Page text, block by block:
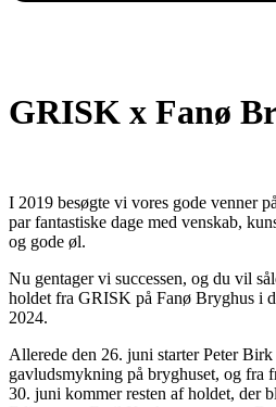
GRISK x Fanø
I 2019 besøgte vi vores gode venner
par fantastiske dage med venskab,
og gode øl.
Nu gentager vi successen, og du vil
holdet fra GRISK på Fanø Bryghus i
2024.
Allerede den 26. juni starter Peter Birk
gavludsmykning på bryghuset, og fra
30. juni kommer resten af holdet, der